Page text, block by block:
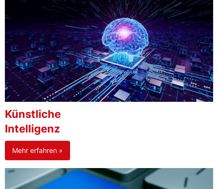
Künstliche
Intelligenz
Mehr erfahren »